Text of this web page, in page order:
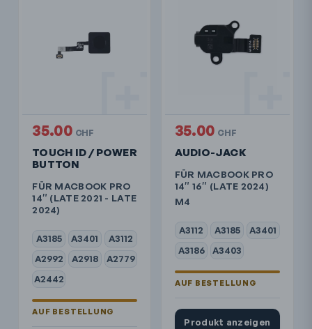
TOUCH ID / POWER
BUTTON
FÜR MACBOOK PRO
14″ (LATE 2021 - LATE
2024)
A3185 A3401
A3112
A2992
A2918
A2779
A2442
35.00 CHF
AUDIO-JACK
FÜR MACBOOK PRO
14″ 16″ (LATE 2024)
A3112 A3185
A3401
A3186
A3403
M4
35.00 CHF
Produkt anzeigen